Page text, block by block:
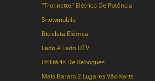
"Trotinette" Elétrico De Potência
Snowmobile
Bicicleta Elétrica
Lado A Lado UTV
Utilitário De Reboques
Mais Barato 2 Lugares Vão Karts